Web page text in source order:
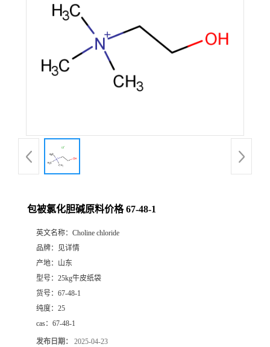
包被氯化胆碱原料价格 67-48-1
英文名称： Choline chloride
品牌：
见详情
产地： 山东
型号： 25kg牛皮纸袋
货号： 67-48-1
纯度： 25
cas： 67-48-1
发布日期： 2025-04-23